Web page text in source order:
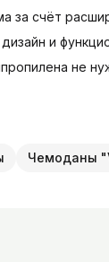
за счёт
и
не
Чемоданы